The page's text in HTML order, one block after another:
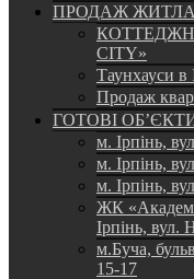
ПРОДАЖ ЖИТЛА
CITY»
Таунхауси в
Продаж
ГОТОВІ
м. Ірпінь,
м. Ірпінь,
м. Ірпінь,
ЖК
Ірпінь, вул.
м.Буча,
15-17